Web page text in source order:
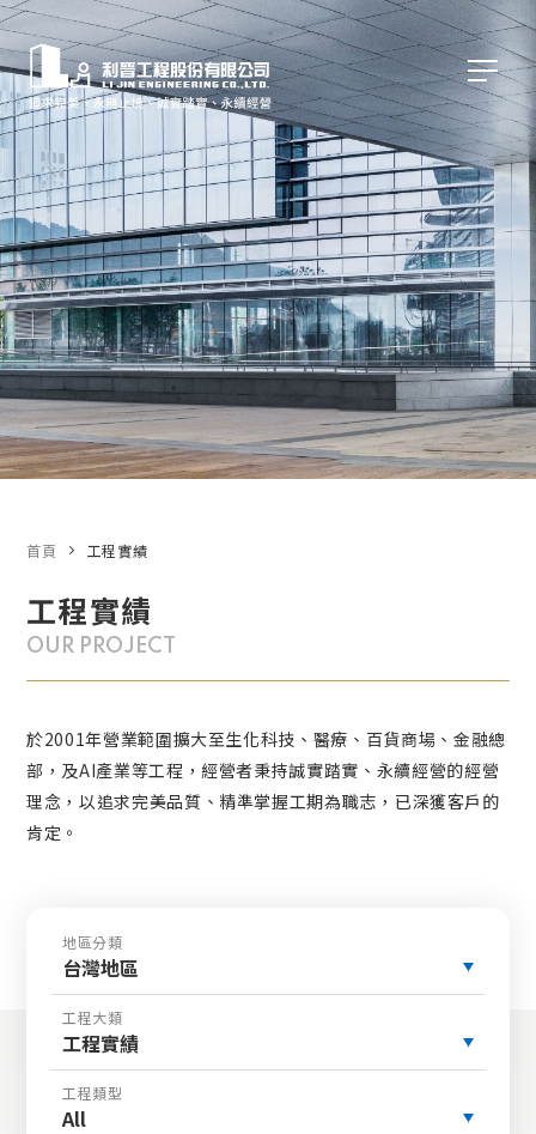
工程實績
OUR PROJECT
於2001年營業範圍擴大至生化科技、醫療、百貨商場、金融總
部，及AI產業等工程，經營者秉持誠實踏實、永續經營的經營
理念，以追求完美品質、精準掌握工期為職志，已深獲客戶的
肯定。
首頁 工程實績
地區分類
台灣地區
工程大類
工程實績
工程類型
All